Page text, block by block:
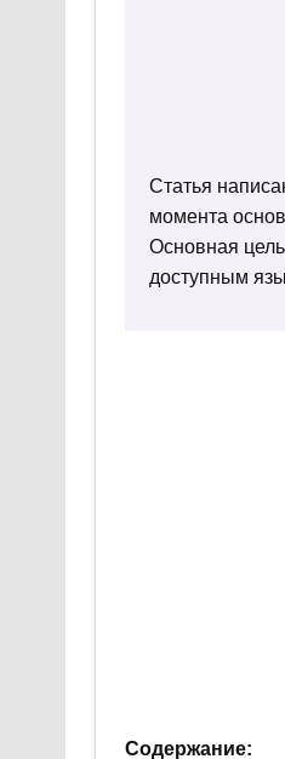
Статья
момента
Основная
доступным
Содержание: